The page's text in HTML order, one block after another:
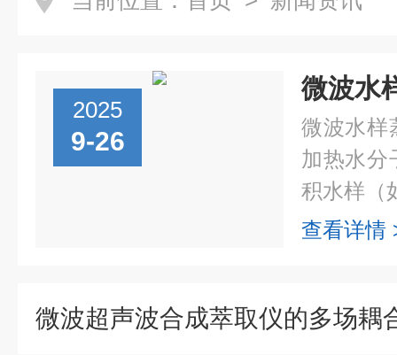
2025
9-26
微波水样
加热水分
积水样（
查看详情